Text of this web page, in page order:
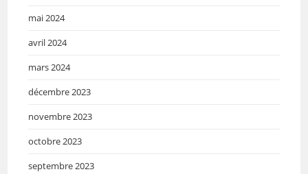
mai 2024
avril 2024
mars 2024
décembre 2023
novembre 2023
octobre 2023
septembre 2023